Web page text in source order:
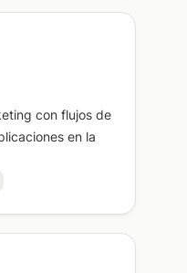
con flujos de
en la